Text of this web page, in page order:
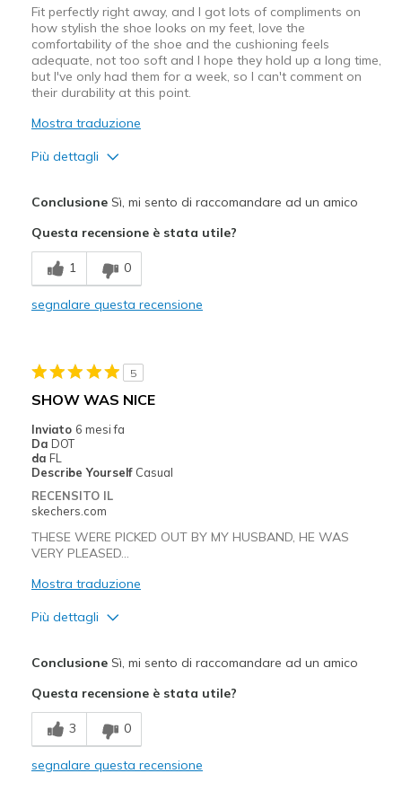
Travel
Width
Feels true to width
Sizing
Feels true to size
Fit perfectly right away, and I got lots of compliments on
how stylish the shoe looks on my feet, love the
comfortability of the shoe and the cushioning feels
adequate, not too soft and I hope they hold up a long time,
but I've only had them for a week, so I can't comment on
their durability at this point.
Mostra traduzione
Più dettagli
Breathe Well
Comfortable
Travel
Width
Sizing
View On Shoes
Shoes are for Wearing
ConclusioneSì, mi sento di raccomandare ad un amico
Questa recensione è stata utile?
1 0
segnalare questa recensione
5
SHOW WAS NICE
Inviato 6 mesi fa
Da DOT
da FL
Describe Yourself Casual
RECENSITO IL
skechers.com
THESE WERE PICKED OUT BY MY HUSBAND, HE WAS
VERY PLEASED...
Mostra traduzione
Più dettagli
Comfortable
Migliori Utilizzi:
Casual Wear
ConclusioneSì, mi sento di raccomandare ad un amico
Questa recensione è stata utile?
3 0
segnalare questa recensione